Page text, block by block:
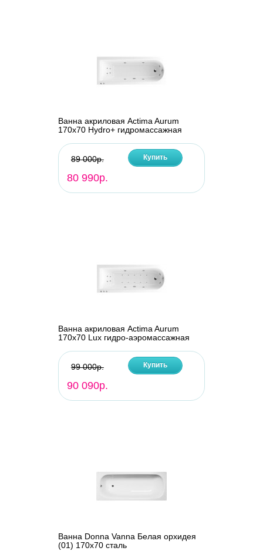
Ванна акриловая Actima Aurum
170х70 Hydro+ гидромассажная
89 000р.
80 990р.
Купить
Ванна акриловая Actima Aurum
170х70 Lux гидро-аэромассажная
99 000р.
90 090р.
Купить
Ванна Donna Vanna Белая орхидея
(01) 170x70 сталь